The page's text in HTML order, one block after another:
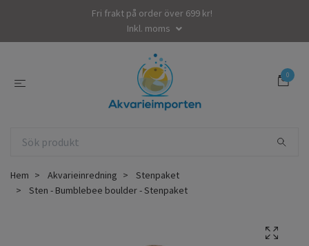
Fri frakt på order över 699 kr!
Inkl. moms
0
Hem Akvarieinredning
Stenpaket
Sten - Bumblebee boulder - Stenpaket